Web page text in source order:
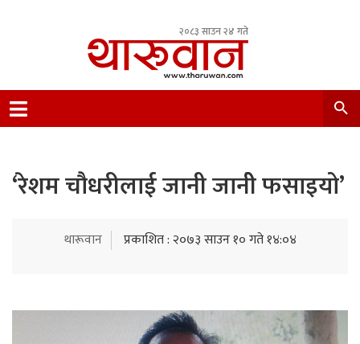
२०८३ साउन २४ गते
Nepal.
‘रेशम चौधरीलाई जानी जानीे फसाइयो’
थारूवान प्रकाशित : २०७३ साउन १० गते १४:०४